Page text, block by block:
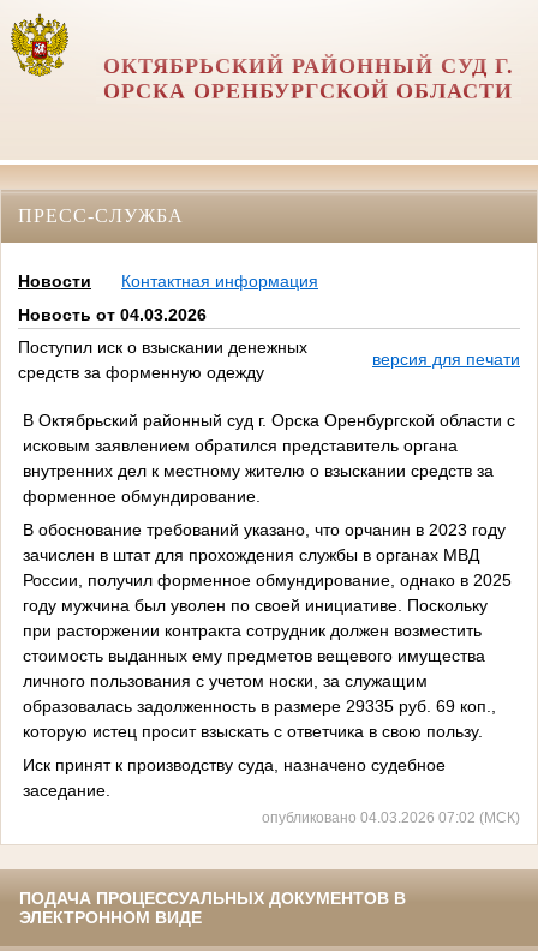
ОКТЯБРЬСКИЙ РАЙОННЫЙ СУД Г.
ОРСКА ОРЕНБУРГСКОЙ ОБЛАСТИ
ПРЕСС-СЛУЖБА
Новости
Контактная информация
Новость от 04.03.2026
Поступил иск о взыскании денежных
средств за форменную одежду
версия для печати
В Октябрьский районный суд г. Орска Оренбургской области с
исковым заявлением обратился представитель органа
внутренних дел к местному жителю о взыскании средств за
форменное обмундирование.
В обоснование требований указано, что орчанин в 2023 году
зачислен в штат для прохождения службы в органах МВД
России, получил форменное обмундирование, однако в 2025
году мужчина был уволен по своей инициативе. Поскольку
при расторжении контракта сотрудник должен возместить
стоимость выданных ему предметов вещевого имущества
личного пользования с учетом носки, за служащим
образовалась задолженность в размере 29335 руб. 69 коп.,
которую истец просит взыскать с ответчика в свою пользу.
Иск принят к производству суда, назначено судебное
заседание.
опубликовано 04.03.2026 07:02 (МСК)
ПОДАЧА ПРОЦЕССУАЛЬНЫХ ДОКУМЕНТОВ В
ЭЛЕКТРОННОМ ВИДЕ